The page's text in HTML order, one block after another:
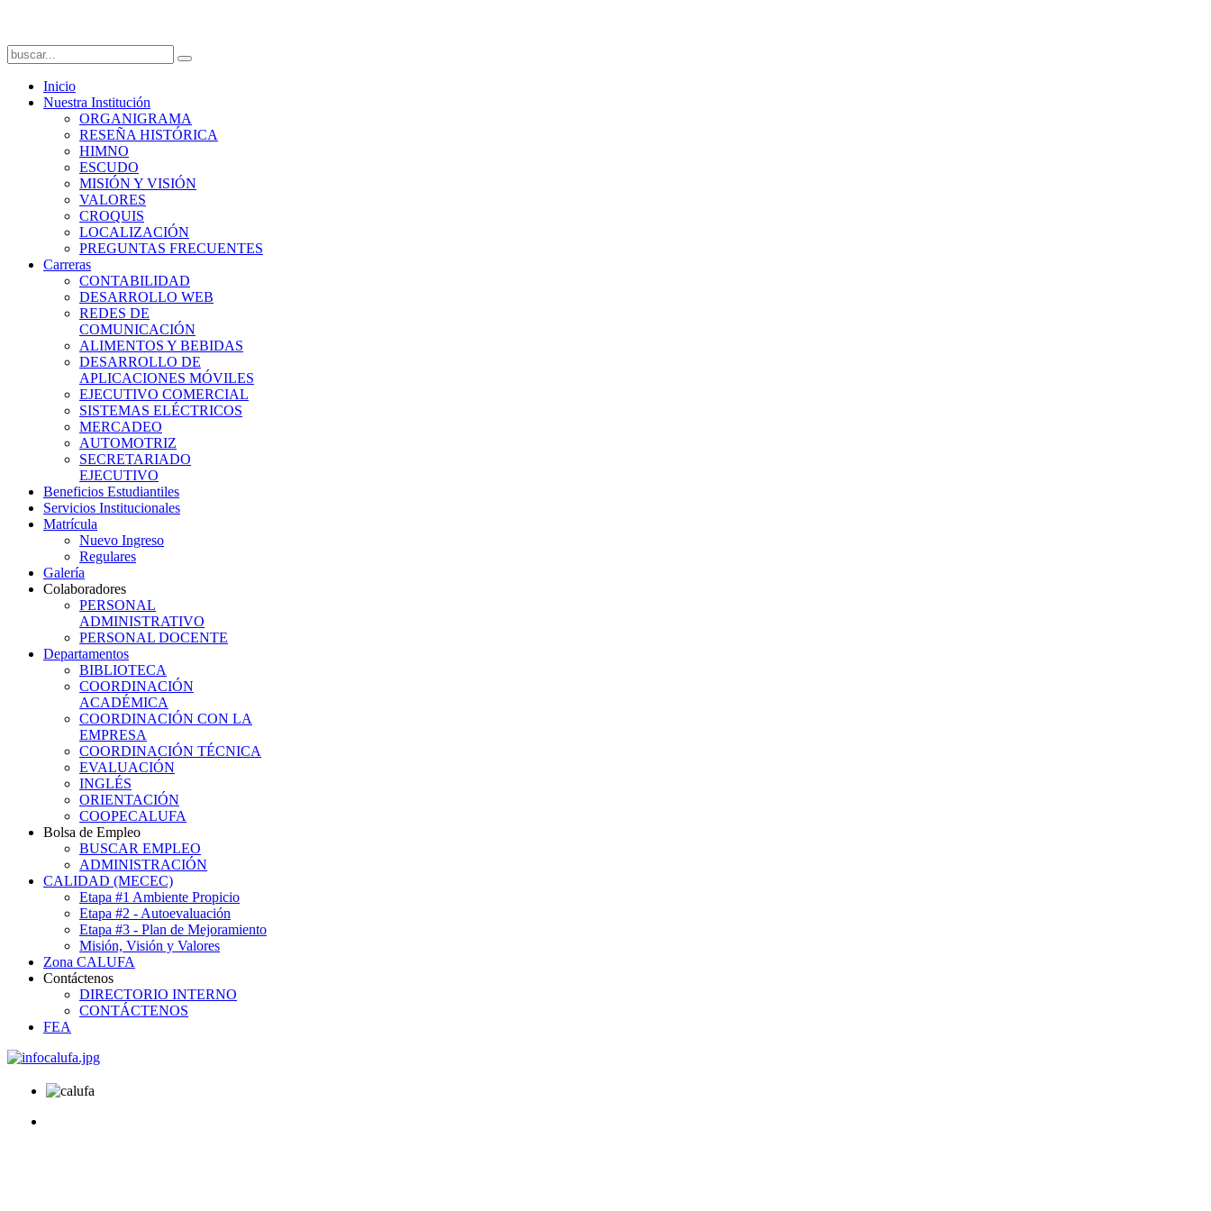
Inicio
Nuestra Institución
ORGANIGRAMA
RESEÑA HISTÓRICA
HIMNO
ESCUDO
MISIÓN Y VISIÓN
VALORES
CROQUIS
LOCALIZACIÓN
PREGUNTAS FRECUENTES
Carreras
CONTABILIDAD
DESARROLLO WEB
REDES DE
COMUNICACIÓN
ALIMENTOS Y BEBIDAS
DESARROLLO DE
APLICACIONES MÓVILES
EJECUTIVO COMERCIAL
SISTEMAS ELÉCTRICOS
MERCADEO
AUTOMOTRIZ
SECRETARIADO
EJECUTIVO
Beneficios Estudiantiles
Servicios Institucionales
Matrícula
Nuevo Ingreso
Regulares
Galería
Colaboradores
PERSONAL
ADMINISTRATIVO
PERSONAL DOCENTE
Departamentos
BIBLIOTECA
COORDINACIÓN
ACADÉMICA
COORDINACIÓN CON LA
EMPRESA
COORDINACIÓN TÉCNICA
EVALUACIÓN
INGLÉS
ORIENTACIÓN
COOPECALUFA
Bolsa de Empleo
BUSCAR EMPLEO
ADMINISTRACIÓN
CALIDAD (MECEC)
Etapa #1 Ambiente Propicio
Etapa #2 - Autoevaluación
Etapa #3 - Plan de Mejoramiento
Misión, Visión y Valores
Zona CALUFA
Contáctenos
DIRECTORIO INTERNO
CONTÁCTENOS
FEA